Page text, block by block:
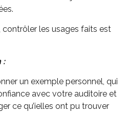
contrôler les usages faits est
:
un exemple personnel, qui
avec votre auditoire et
ce qu’ielles ont pu trouver